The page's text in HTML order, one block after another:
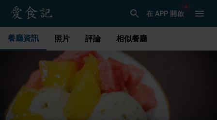
在 APP 開啟
餐廳資訊 照片 評論 相似餐廳